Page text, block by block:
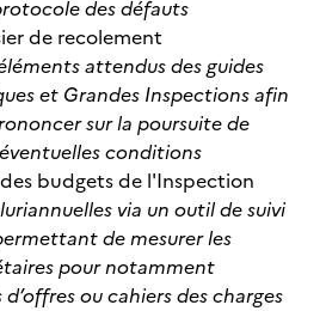
des défauts
de recolement
attendus des guides
et Grandes Inspections afin
sur la poursuite de
conditions
budgets de l'Inspection
via un outil de suivi
de mesurer les
pour notamment
ou cahiers des charges